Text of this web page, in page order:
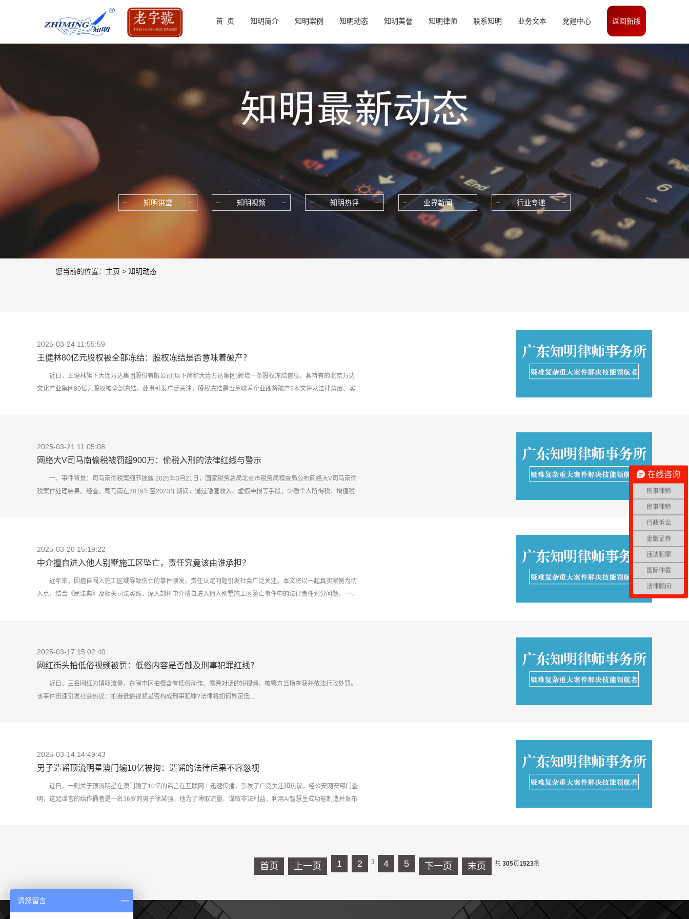
首 页 知明简介 知明案例 知明动态 知明美誉 知明律师 联系知明 业务文本 党建中心 返回新版
知明讲堂 知明视频 知明热评 业界新闻 行业专递
您当前的位置： 主页 > 知明动态
2025-03-24 11:55:59
王健林80亿元股权被全部冻结：股权冻结是否意味着破产？
近日，王健林旗下大连万达集团股份有限公司(以下简称大连万达集团)新增一条股权冻结信息，其持有的北京万达
文化产业集团80亿元股权被全部冻结。此事引发广泛关注，股权冻结是否意味着企业即将破产?本文将从法律角度、实
2025-03-21 11:05:08
网络大V司马南偷税被罚超900万：偷税入刑的法律红线与警示
一、事件背景：司马南偷税案细节披露 2025年3月21日，国家税务总局北京市税务局稽查局公布网络大V司马南偷
税案件处理结果。经查，司马南在2019年至2023年期间，通过隐匿收入、虚假申报等手段，少缴个人所得税、增值税
2025-03-20 15:19:22
中介擅自进入他人别墅施工区坠亡，责任究竟该由谁承担？
近年来，因擅自闯入施工区域导致伤亡的事件频发，责任认定问题引发社会广泛关注。本文将以一起真实案例为切
入点，结合《民法典》及相关司法实践，深入剖析中介擅自进入他人别墅施工区坠亡事件中的法律责任划分问题。 一、
2025-03-17 15:02:40
网红街头拍低俗视频被罚：低俗内容是否触及刑事犯罪红线？
近日，三名网红为博取流量，在闹市区拍摄含有低俗动作、露骨对话的短视频，被警方当场查获并依法行政处罚。
该事件迅速引发社会热议：拍摄低俗视频是否构成刑事犯罪?法律将如何界定低...
2025-03-14 14:49:43
男子造谣顶流明星澳门输10亿被拘：造谣的法律后果不容忽视
近日，一则关于顶流明星在澳门输了10亿的谣言在互联网上迅速传播，引发了广泛关注和热议。经公安网安部门查
明，这起谣言的始作俑者是一名36岁的男子徐某强，他为了博取流量、谋取非法利益，利用AI智慧生成功能制造并发布
首页 上一页 1 2 3 4 5 下一页 末页 共 305页1523条
在线咨询
刑事律师
民事律师
行政诉讼
金融证券
违法犯罪
国际仲裁
法律顾问
请您留言